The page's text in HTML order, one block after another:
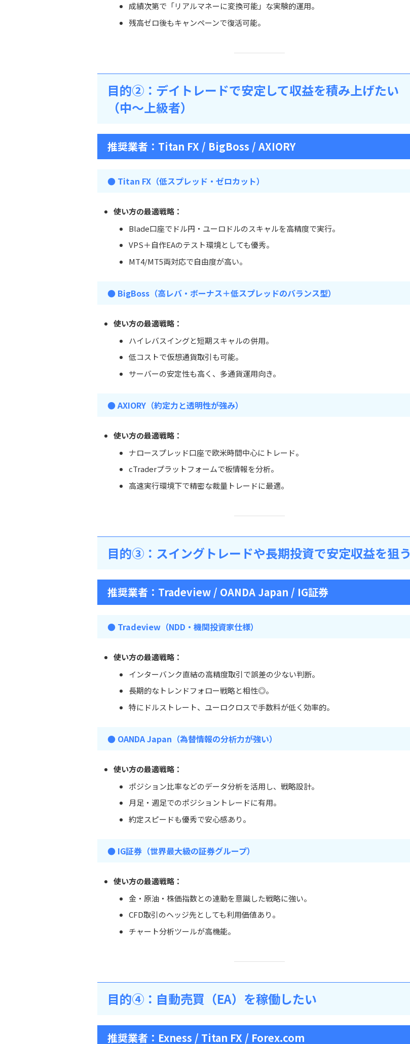
成績次第で「リアルマネーに変換可能」な実験的運用。
残高ゼロ後もキャンペーンで復活可能。
目的②：デイトレードで安定して収益を積み上げたい
（中～上級者）
推奨業者： Titan FX / BigBoss / AXIORY
● Titan FX（低スプレッド・ゼロカット）
使い方の最適戦略：
Blade口座でドル円・ユーロドルのスキャルを高精度で実行。
VPS＋自作EAのテスト環境としても優秀。
MT4/MT5両対応で自由度が高い。
● BigBoss（高レバ・ボーナス＋低スプレッドのバランス型）
使い方の最適戦略：
ハイレバスイングと短期スキャルの併用。
低コストで仮想通貨取引も可能。
サーバーの安定性も高く、多通貨運用向き。
● AXIORY（約定力と透明性が強み）
使い方の最適戦略：
ナロースプレッド口座で欧米時間中心にトレード。
cTraderプラットフォームで板情報を分析。
高速実行環境下で精密な裁量トレードに最適。
目的③：スイングトレードや長期投資で安定収益を狙う
推奨業者： Tradeview / OANDA Japan / IG証券
● Tradeview（NDD・機関投資家仕様）
使い方の最適戦略：
インターバンク直結の高精度取引で誤差の少ない判断。
長期的なトレンドフォロー戦略と相性◎。
特にドルストレート、ユーロクロスで手数料が低く効率的。
● OANDA Japan（為替情報の分析力が強い）
使い方の最適戦略：
ポジション比率などのデータ分析を活用し、戦略設計。
月足・週足でのポジショントレードに有用。
約定スピードも優秀で安心感あり。
● IG証券（世界最大級の証券グループ）
使い方の最適戦略：
金・原油・株価指数との連動を意識した戦略に強い。
CFD取引のヘッジ先としても利用価値あり。
チャート分析ツールが高機能。
目的④：自動売買（EA）を稼働したい
推奨業者： Exness / Titan FX / Forex.com